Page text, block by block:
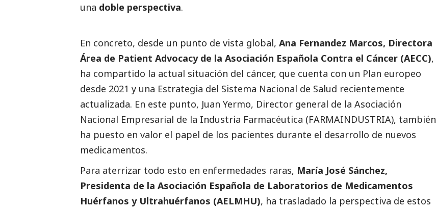
una doble perspectiva.
En concreto, desde un punto de vista global, Ana Fernandez Marcos, Directora
Área de Patient Advocacy de la Asociación Española Contra el Cáncer (AECC),
ha compartido la actual situación del cáncer, que cuenta con un Plan europeo
desde 2021 y una Estrategia del Sistema Nacional de Salud recientemente
actualizada. En este punto, Juan Yermo, Director general de la Asociación
Nacional Empresarial de la Industria Farmacéutica (FARMAINDUSTRIA), también
ha puesto en valor el papel de los pacientes durante el desarrollo de nuevos
medicamentos.
Para aterrizar todo esto en enfermedades raras, María José Sánchez,
Presidenta de la Asociación Española de Laboratorios de Medicamentos
Huérfanos y Ultrahuérfanos (AELMHU), ha trasladado la perspectiva de estos